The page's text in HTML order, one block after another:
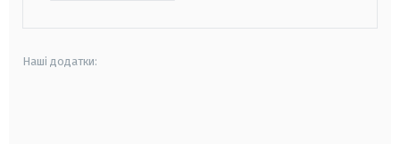
Наші додатки: